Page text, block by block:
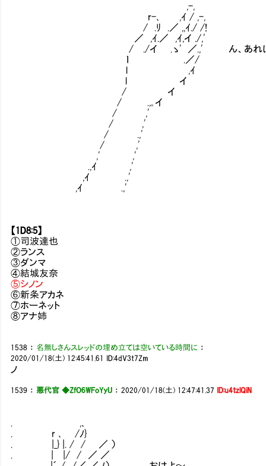
,-,
r-､ ,ｲ / ,-,
/ .ﾘ .／ ,,ｲ./ /!
／ ,ｲ.／ ,ｲ,イ ./,'
/ ./イ .ゝ' ／.,' ん、あれは
ｌ .／/
l ,ｲ
l イ
/ イ
/ .,｡イ
/ ,'
/ ,'
/ .,'
/ ,'
,' ,'
.,ｲ ,'
,ｲ .,'
,ｲ .,'
【1D8:5】
①司波達也
②ランス
③ダンマ
④結城友奈
⑤シノン
⑥新条アカネ
⑦ホーネット
⑧アナ姉
1538 ： 名無しさんスレッドの埋め立ては空いている時間に ：
2020/01/18(土) 12:45:41.61
ID:4dV3t7Zm
ノ
1539 ：悪代官 ◆ZfO6WFoYyU ：2020/01/18(土) 12:47:41.37 ID:u4tzlQiN
. r ､ /ﾉ}
. |_} |. / / ／ ）
. | |/ / ／ ／